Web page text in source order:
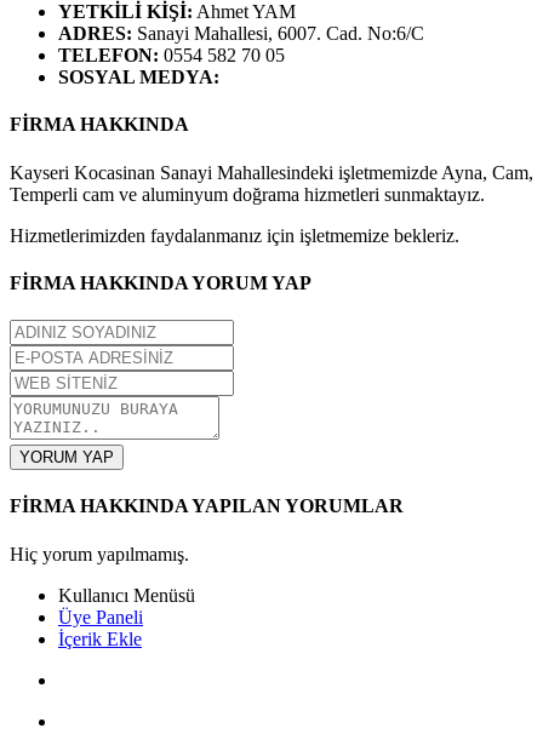
YETKİLİ KİŞİ: Ahmet YAM
ADRES: Sanayi Mahallesi, 6007. Cad. No:6/C
TELEFON: 0554 582 70 05
SOSYAL MEDYA:
FİRMA HAKKINDA
Kayseri Kocasinan Sanayi Mahallesindeki işletmemizde Ayna, Cam,
Temperli cam ve aluminyum doğrama hizmetleri sunmaktayız.
Hizmetlerimizden faydalanmanız için işletmemize bekleriz.
FİRMA HAKKINDA YORUM YAP
YORUM YAP
FİRMA HAKKINDA YAPILAN YORUMLAR
Hiç yorum yapılmamış.
Kullanıcı Menüsü
Üye Paneli
İçerik Ekle